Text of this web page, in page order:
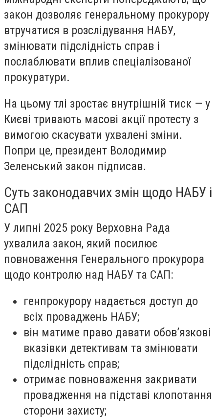
закон дозволяє генеральному прокурору
втручатися в розслідування НАБУ,
змінювати підслідність справ і
послаблювати вплив спеціалізованої
прокуратури.
На цьому тлі зростає внутрішній тиск — у
Києві тривають масові акції протесту з
вимогою скасувати ухвалені зміни.
Попри це, президент Володимир
Зеленський закон підписав.
Суть законодавчих змін щодо НАБУ і
САП
У липні 2025 року Верховна Рада
ухвалила закон, який посилює
повноваження Генерального прокурора
щодо контролю над НАБУ та САП:
генпрокурору надається доступ до
всіх проваджень НАБУ;
він матиме право давати обов’язкові
вказівки детективам та змінювати
підслідність справ;
отримає повноваження закривати
провадження на підставі клопотання
сторони захисту;